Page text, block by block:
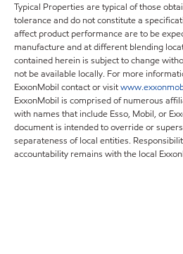
Typical Properties are typical of those
tolerance and do not constitute a
affect product performance are to be
manufacture and at different blending
contained herein is subject to change
not be available locally. For more
ExxonMobil contact or visit
ExxonMobil is comprised of numerous
with names that include Esso, Mobil, or
document is intended to override or
separateness of local entities.
accountability remains with the local